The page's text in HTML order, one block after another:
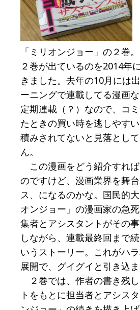
「ミリオンジョー」の２巻。
２巻が出ているのを2014年
きました。去年の10月には
ーニングで連載してる漫画
定期連載（？）なので、コ
たときの買い時を逃しやす
積みされてないと見落とし
ん。
この漫画をどう紹介すれ
のですけど、漫画業界を舞
ス、になるのかな。国民的
オンジョー」の漫画家の急
集者とアシスタントがその
しながら、連載最終回まで
いうストーリー。これがハ
展開で、グイグイと引き込ま
２巻では、作者の書き残
トをもとに担当者とアシス